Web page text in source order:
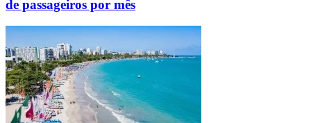
de passageiros por mês